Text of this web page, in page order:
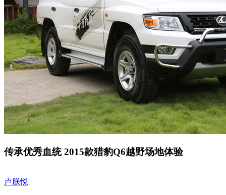
传承优秀血统 2015款猎豹Q6越野场地体验
卢朕悦